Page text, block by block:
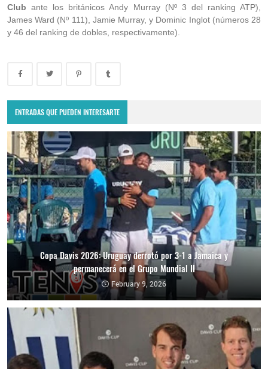
Club ante los británicos Andy Murray (Nº 3 del ranking ATP),
James Ward (Nº 111), Jamie Murray, y Dominic Inglot (números 28
y 46 del ranking de dobles, respectivamente).
ENTRADAS QUE PUEDEN INTERESARTE
Copa Davis 2026: Uruguay derrotó por 3-1 a Jamaica y
permanecerá en el Grupo Mundial II
February 9, 2026